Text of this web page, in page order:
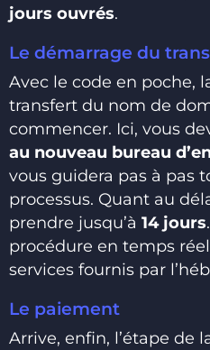
jours ouvrés.
Le démarrage du
Avec le code en poche,
transfert du nom de
commencer. Ici, vous
au nouveau bureau
vous guidera pas à pas
processus. Quant au
prendre jusqu’à 14 jours
procédure en temps
services fournis par
Le paiement
Arrive, enfin, l’étape de